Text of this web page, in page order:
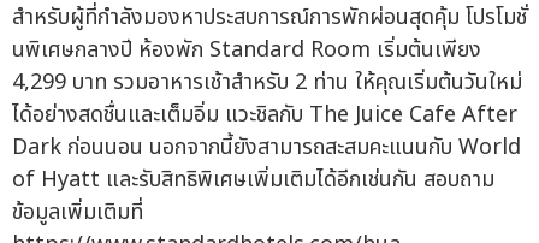
สำหรับผู้ที่กำลังมองหาประสบการณ์การพักผ่อนสุดคุ้ม โปรโมชั่
นพิเศษกลางปี ห้องพัก Standard Room เริ่มต้นเพียง
4,299 บาท รวมอาหารเช้าสำหรับ 2 ท่าน ให้คุณเริ่มต้นวันใหม่
ได้อย่างสดชื่นและเต็มอิ่ม แวะชิลกับ The Juice Cafe After
Dark ก่อนนอน นอกจากนี้ยังสามารถสะสมคะแนนกับ World
of Hyatt และรับสิทธิพิเศษเพิ่มเติมได้อีกเช่นกัน สอบถาม
ข้อมูลเพิ่มเติมที่